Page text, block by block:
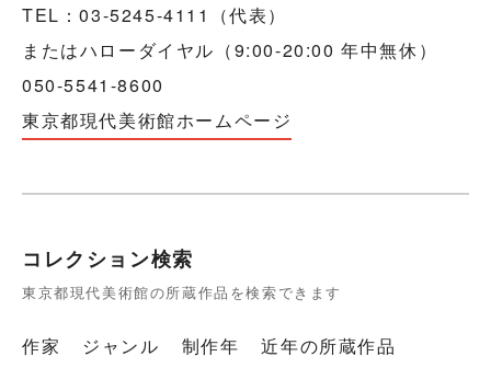
TEL：03-5245-4111（代表）
またはハローダイヤル（9:00-20:00 年中無休）
050-5541-8600
東京都現代美術館ホームページ
コレクション検索
東京都現代美術館の所蔵作品を検索できます
作家 ジャンル 制作年
近年の所蔵作品